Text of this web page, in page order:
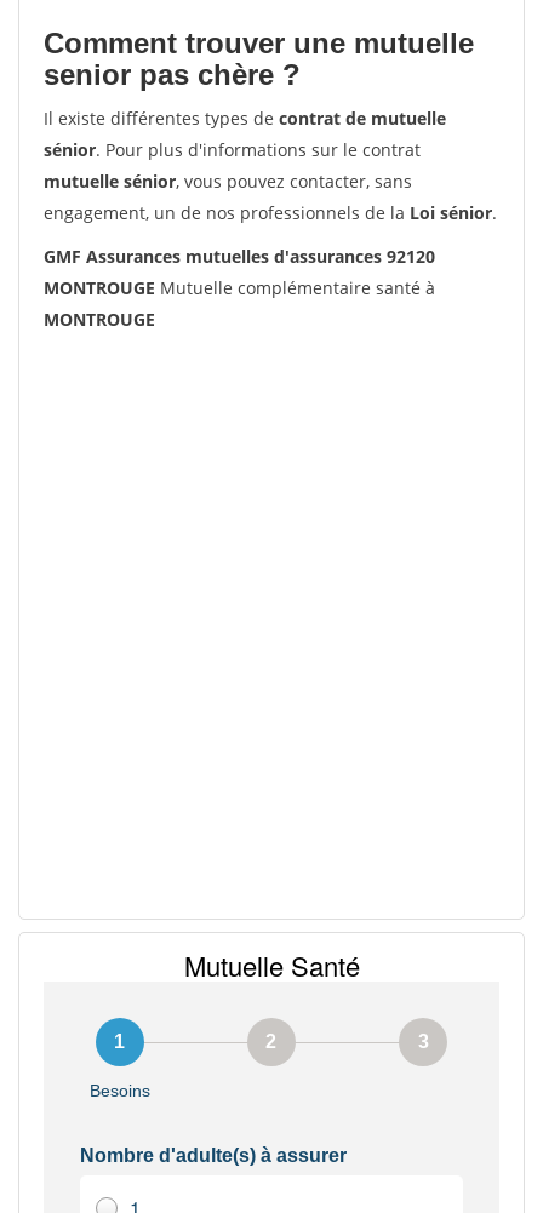
Comment trouver une mutuelle
senior pas chère ?
Il existe différentes types de contrat de mutuelle
sénior. Pour plus d'informations sur le contrat
mutuelle sénior, vous pouvez contacter, sans
engagement, un de nos professionnels de la Loi sénior.
GMF Assurances mutuelles d'assurances 92120
MONTROUGE Mutuelle complémentaire santé à
MONTROUGE